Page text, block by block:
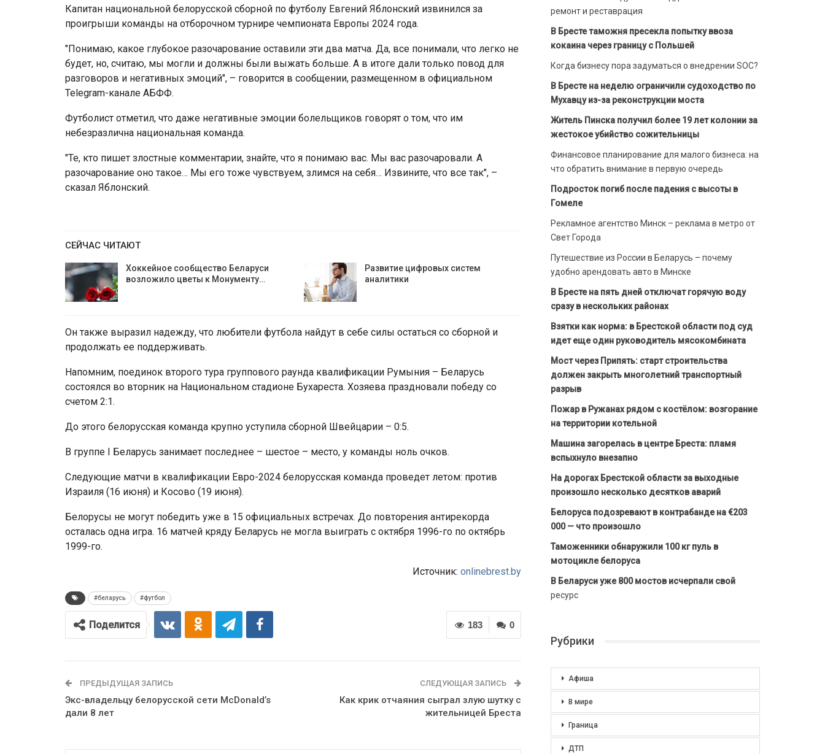
Капитан национальной белорусской сборной по футболу Евгений Яблонский извинился за
проигрыши команды на отборочном турнире чемпионата Европы 2024 года.
"Понимаю, какое глубокое разочарование оставили эти два матча. Да, все понимали, что легко не
будет, но, считаю, мы могли и должны были выжать больше. А в итоге дали только повод для
разговоров и негативных эмоций", – говорится в сообщении, размещенном в официальном
Telegram-канале АБФФ.
Футболист отметил, что даже негативные эмоции болельщиков говорят о том, что им
небезразлична национальная команда.
"Те, кто пишет злостные комментарии, знайте, что я понимаю вас. Мы вас разочаровали. А
разочарование оно такое… Мы его тоже чувствуем, злимся на себя… Извините, что все так", –
сказал Яблонский.
СЕЙЧАС ЧИТАЮТ
Хоккейное сообщество Беларуси
возложило цветы к Монументу…
Развитие цифровых систем
аналитики
Он также выразил надежду, что любители футбола найдут в себе силы остаться со сборной и
продолжать ее поддерживать.
Напомним, поединок второго тура группового раунда квалификации Румыния – Беларусь
состоялся во вторник на Национальном стадионе Бухареста. Хозяева праздновали победу со
счетом 2:1.
До этого белорусская команда крупно уступила сборной Швейцарии – 0:5.
В группе I Беларусь занимает последнее – шестое – место, у команды ноль очков.
Следующие матчи в квалификации Евро-2024 белорусская команда проведет летом: против
Израиля (16 июня) и Косово (19 июня).
Белорусы не могут победить уже в 15 официальных встречах. До повторения антирекорда
осталась одна игра. 16 матчей кряду Беларусь не могла выиграть с октября 1996-го по октябрь
1999-го.
Источник: onlinebrest.by
#беларусь #футбол
0
183
Поделится
ПРЕДЫДУЩАЯ ЗАПИСЬ
Экс-владельцу белорусской сети McDonald’s
дали 8 лет
СЛЕДУЮЩАЯ ЗАПИСЬ
Как крик отчаяния сыграл злую шутку с
жительницей Бреста
ремонт и реставрация
В Бресте таможня пресекла попытку ввоза
кокаина через границу с Польшей
Когда бизнесу пора задуматься о внедрении SOC?
В Бресте на неделю ограничили судоходство по
Мухавцу из-за реконструкции моста
Житель Пинска получил более 19 лет колонии за
жестокое убийство сожительницы
Финансовое планирование для малого бизнеса: на
что обратить внимание в первую очередь
Подросток погиб после падения с высоты в
Гомеле
Рекламное агентство Минск – реклама в метро от
Свет Города
Путешествие из России в Беларусь – почему
удобно арендовать авто в Минске
В Бресте на пять дней отключат горячую воду
сразу в нескольких районах
Взятки как норма: в Брестской области под суд
идет еще один руководитель мясокомбината
Мост через Припять: старт строительства
должен закрыть многолетний транспортный
разрыв
Пожар в Ружанах рядом с костёлом: возгорание
на территории котельной
Машина загорелась в центре Бреста: пламя
вспыхнуло внезапно
На дорогах Брестской области за выходные
произошло несколько десятков аварий
Белоруса подозревают в контрабанде на €203
000 — что произошло
Таможенники обнаружили 100 кг пуль в
мотоцикле белоруса
В Беларуси уже 800 мостов исчерпали свой
ресурс
Рубрики
Афиша
В мире
Граница
ДТП